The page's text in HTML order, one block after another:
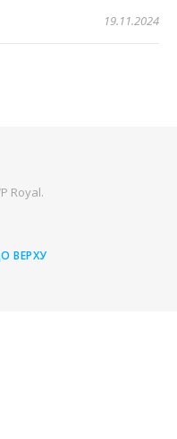
19.11.2024
Royal.
ВЕРХУ